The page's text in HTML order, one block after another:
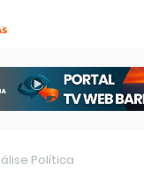
Política